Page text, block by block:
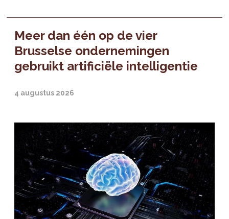
Meer dan één op de vier
Brusselse ondernemingen
gebruikt artificiële intelligentie
4 augustus 2026